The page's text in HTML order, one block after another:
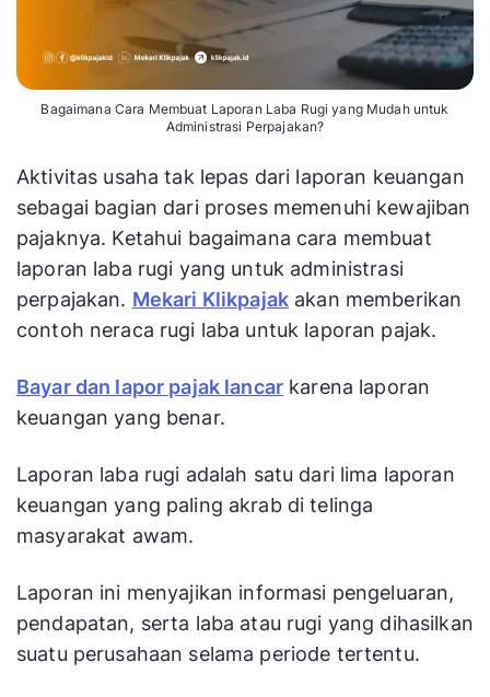
Bagaimana Cara Membuat Laporan Laba Rugi yang Mudah untuk
Administrasi Perpajakan?
Aktivitas usaha tak lepas dari laporan keuangan
sebagai bagian dari proses memenuhi kewajiban
pajaknya. Ketahui bagaimana cara membuat
laporan laba rugi yang untuk administrasi
perpajakan. Mekari Klikpajak akan memberikan
contoh neraca rugi laba untuk laporan pajak.
Bayar dan lapor pajak lancar karena laporan
keuangan yang benar.
Laporan laba rugi adalah satu dari lima laporan
keuangan yang paling akrab di telinga
masyarakat awam.
Laporan ini menyajikan informasi pengeluaran,
pendapatan, serta laba atau rugi yang dihasilkan
suatu perusahaan selama periode tertentu.